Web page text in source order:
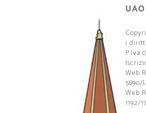
i
P.Iva
Web
5890/
Web
1192/17